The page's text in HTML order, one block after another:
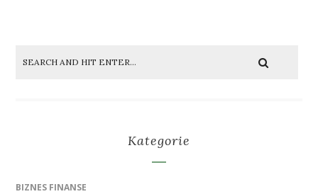
Kategorie
BIZNES FINANSE